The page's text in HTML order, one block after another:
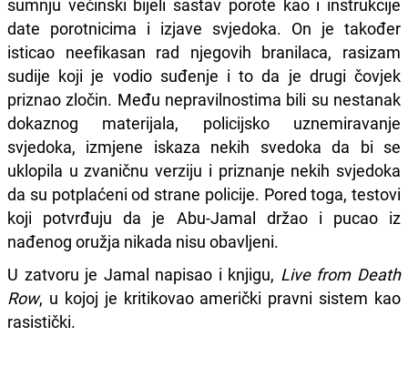
date porotnicima i izjave svjedoka. On je također
isticao neefikasan rad njegovih branilaca, rasizam
sudije koji je vodio suđenje i to da je drugi čovjek
priznao zločin. Među nepravilnostima bili su nestanak
dokaznog materijala, policijsko uznemiravanje
svjedoka, izmjene iskaza nekih svedoka da bi se
uklopila u zvaničnu verziju i priznanje nekih svjedoka
da su potplaćeni od strane policije. Pored toga, testovi
koji potvrđuju da je Abu-Jamal držao i pucao iz
nađenog oružja nikada nisu obavljeni.
U zatvoru je Jamal napisao i knjigu, Live from Death
Row, u kojoj je kritikovao američki pravni sistem kao
rasistički.